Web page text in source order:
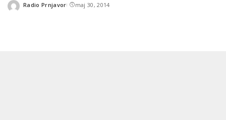
Posted
Radio Prnjavor maj 30, 2014